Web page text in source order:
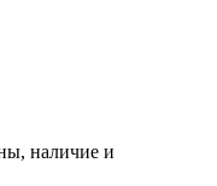
наличие и